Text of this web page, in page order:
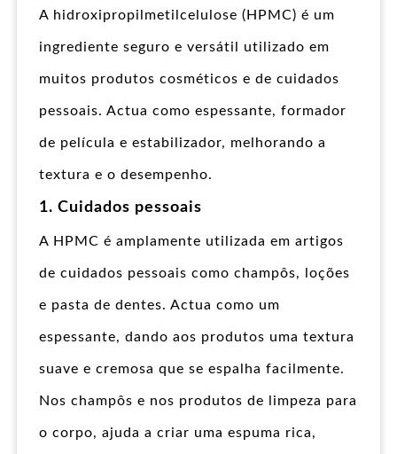
A hidroxipropilmetilcelulose (HPMC) é um
ingrediente seguro e versátil utilizado em
muitos produtos cosméticos e de cuidados
pessoais. Actua como espessante, formador
de película e estabilizador, melhorando a
textura e o desempenho.
1. Cuidados pessoais
A HPMC é amplamente utilizada em artigos
de cuidados pessoais como champôs, loções
e pasta de dentes. Actua como um
espessante, dando aos produtos uma textura
suave e cremosa que se espalha facilmente.
Nos champôs e nos produtos de limpeza para
o corpo, ajuda a criar uma espuma rica,